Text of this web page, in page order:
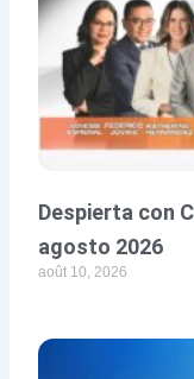
Despierta con
agosto 2026
août 10, 2026